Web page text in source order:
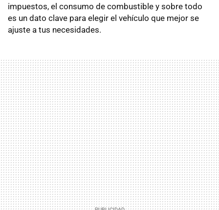
impuestos, el consumo de combustible y sobre todo
es un dato clave para elegir el vehículo que mejor se
ajuste a tus necesidades.